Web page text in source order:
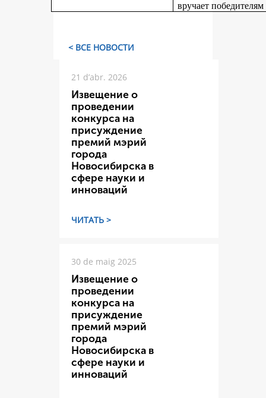
вручает
< ВСЕ НОВОСТИ
21 d’abr. 2026
Извещение о
проведении
конкурса на
присуждение
премий мэрий
города
Новосибирска в
сфере науки и
инноваций
ЧИТАТЬ >
30 de maig 2025
Извещение о
проведении
конкурса на
присуждение
премий мэрий
города
Новосибирска в
сфере науки и
инноваций